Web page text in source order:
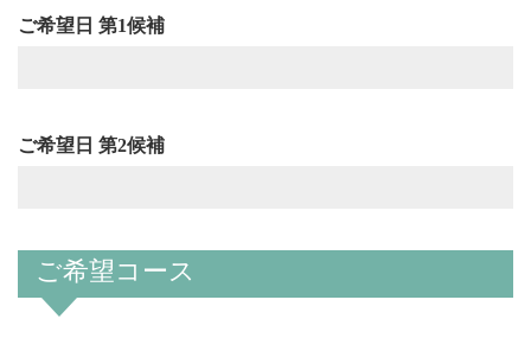
ご希望日 第1候補
ご希望日 第2候補
ご希望コース